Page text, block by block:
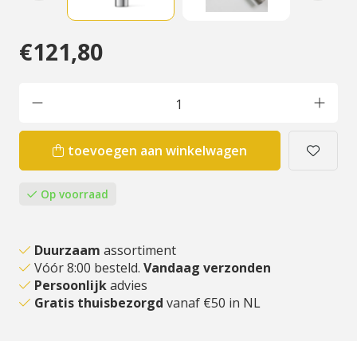
€121,80
toevoegen aan winkelwagen
Op voorraad
Duurzaam assortiment
Vóór 8:00 besteld. Vandaag verzonden
Persoonlijkadvies
Gratis thuisbezorgd vanaf €50 in NL